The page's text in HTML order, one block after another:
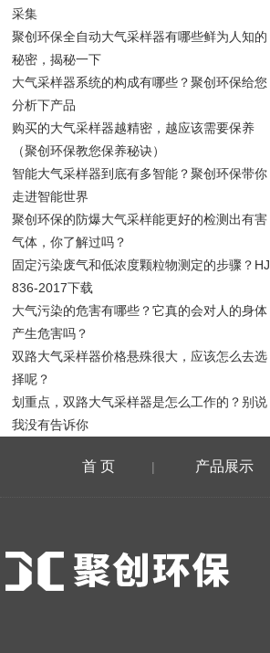
采集
聚创环保全自动大气采样器有哪些鲜为人知的
秘密，揭秘一下
大气采样器系统的构成有哪些？聚创环保给您
分析下产品
购买的大气采样器越精密，越应该需要保养
（聚创环保教您保养秘诀）
智能大气采样器到底有多智能？聚创环保带你
走进智能世界
聚创环保的防爆大气采样能更好的检测出有害
气体，你了解过吗？
固定污染废气和低浓度颗粒物测定的步骤？HJ
836-2017下载
大气污染的危害有哪些？它真的会对人的身体
产生危害吗？
双路大气采样器价格悬殊很大，应该怎么去选
择呢？
划重点，双路大气采样器是怎么工作的？别说
我没有告诉你
首 页 | 产品展示